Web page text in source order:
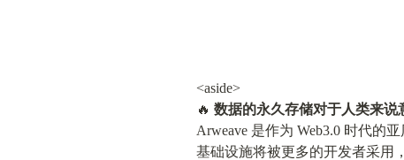
<aside>
🔥 数据的永久存储对于人类来说
Arweave 是作为 Web3.0 时代的
基础设施将被更多的开发者采用